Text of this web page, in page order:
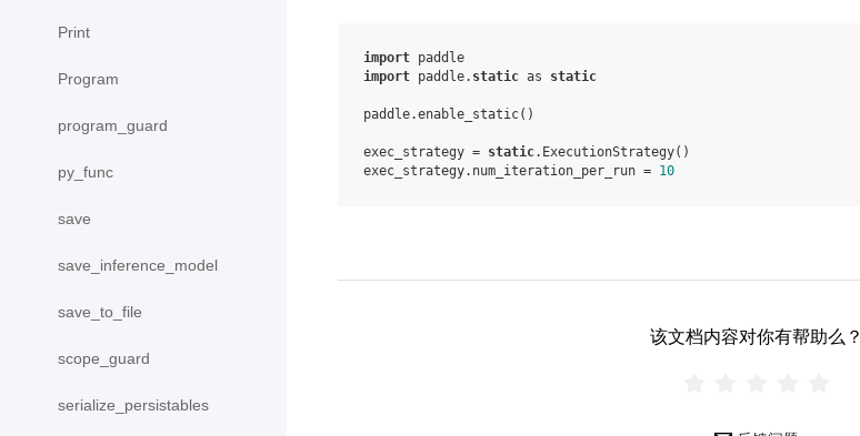
Print
Program
program_guard
py_func
save
save_inference_model
save_to_file
scope_guard
serialize_persistables
import paddle
import paddle. static as static
paddle.enable_static()
exec_strategy = static. ExecutionStrategy()
exec_strategy. num_iteration_per_run = 10
该文档内容对你有帮助么？